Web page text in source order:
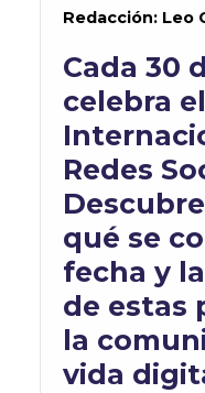
Redacción: Leo
Cada 30
celebra
Redes
qué se
fecha y
de estas
la
vida